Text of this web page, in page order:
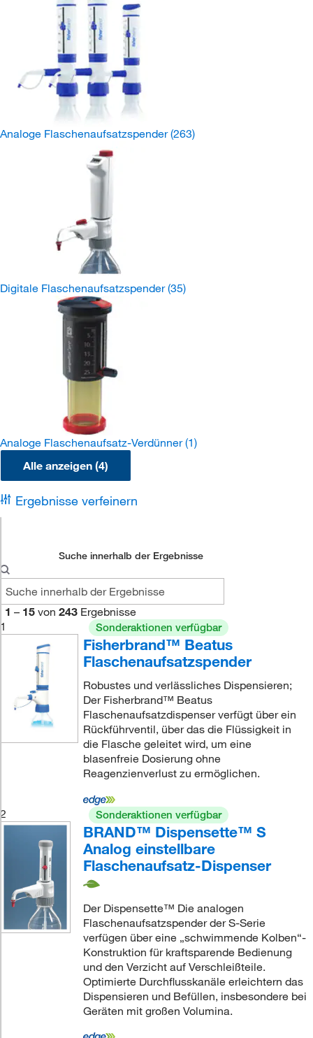
Analoge Flaschenaufsatzspender(263)
Digitale Flaschenaufsatzspender(35)
Analoge Flaschenaufsatz-Verdünner(1)
Alle anzeigen (4)
Ergebnisse verfeinern
Suche innerhalb der Ergebnisse
1 – 15 von 243 Ergebnisse
1
Sonderaktionen verfügbar
Fisherbrand™ Beatus
Flaschenaufsatzspender
Robustes und verlässliches Dispensieren;
Der Fisherbrand™ Beatus
Flaschenaufsatzdispenser verfügt über ein
Rückführventil, über das die Flüssigkeit in
die Flasche geleitet wird, um eine
blasenfreie Dosierung ohne
Reagenzienverlust zu ermöglichen.
2 Sonderaktionen verfügbar
BRAND™ Dispensette™ S
Analog einstellbare
Flaschenaufsatz-Dispenser
Der Dispensette™ Die analogen
Flaschenaufsatzspender der S-Serie
verfügen über eine „schwimmende Kolben“-
Konstruktion für kraftsparende Bedienung
und den Verzicht auf Verschleißteile.
Optimierte Durchflusskanäle erleichtern das
Dispensieren und Befüllen, insbesondere bei
Geräten mit großen Volumina.